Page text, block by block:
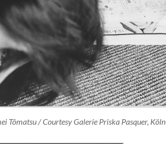
Tômatsu / Courtesy Galerie Priska Pasquer, Köln